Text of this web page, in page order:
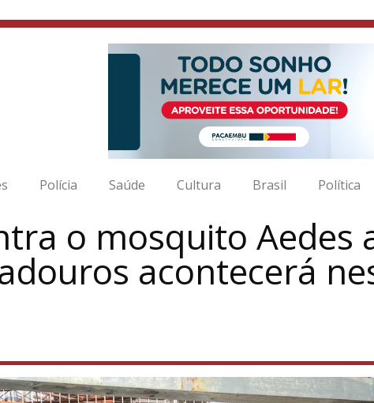
Polícia Saúde Cultura Brasil Política
o mosquito Aedes
acontecerá